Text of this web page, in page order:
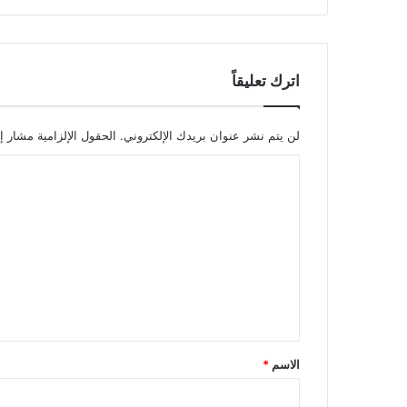
اترك تعليقاً
لن يتم نشر عنوان بريدك الإلكتروني. الحقول الإلزامية مشار
*
الاسم *